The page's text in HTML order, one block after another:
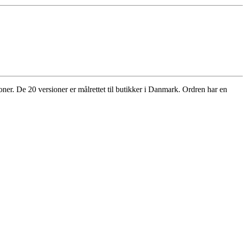
De 20 versioner er målrettet til butikker i Danmark. Ordren har en